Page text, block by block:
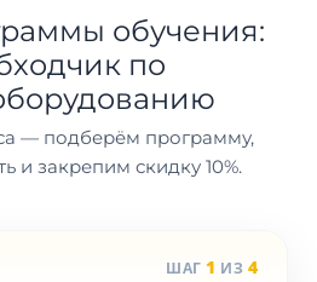
обучения:
по
— подберём программу,
и закрепим скидку 10%.
ШАГ 1 ИЗ 4